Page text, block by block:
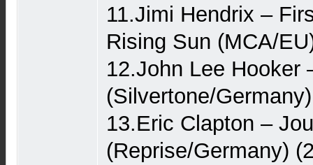
11.Jimi Hendrix –
Rising Sun (MCA/
12.John Lee Hooker
(Silvertone/
13.Eric Clapton –
(Reprise/Germany)